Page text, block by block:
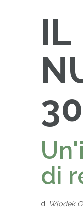
IL
di
di Wlodek